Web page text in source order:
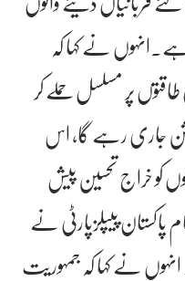
نے کہا کہ
پر مسلسل حملے کر
جاری رہے گا، اس
کو خراج تحسین پیش
پیپلزپارٹی نے
نے کہا کہ جمہوریت